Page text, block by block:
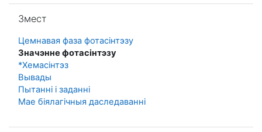
Змест
Цемнавая фаза фотасінтэзу
Значэнне фотасінтэзу
*Хемасінтэз
Вывады
Пытанні і заданні
Мае біялагічныя даследаванні